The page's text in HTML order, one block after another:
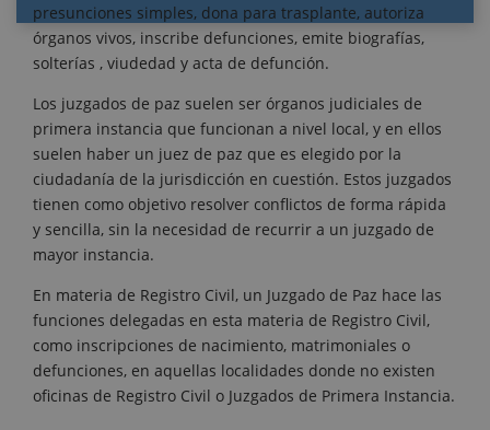
presunciones simples, dona para trasplante, autoriza
órganos vivos, inscribe defunciones, emite biografías,
solterías , viudedad y acta de defunción.
Los juzgados de paz suelen ser órganos judiciales de
primera instancia que funcionan a nivel local, y en ellos
suelen haber un juez de paz que es elegido por la
ciudadanía de la jurisdicción en cuestión. Estos juzgados
tienen como objetivo resolver conflictos de forma rápida
y sencilla, sin la necesidad de recurrir a un juzgado de
mayor instancia.
En materia de Registro Civil, un Juzgado de Paz hace las
funciones delegadas en esta materia de Registro Civil,
como inscripciones de nacimiento, matrimoniales o
defunciones, en aquellas localidades donde no existen
oficinas de Registro Civil o Juzgados de Primera Instancia.